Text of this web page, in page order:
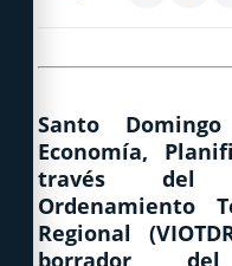
Santo Domingo
Economía,
través del
Ordenamiento
Regional
borrador